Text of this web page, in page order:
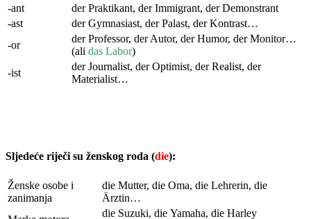
-ant
der Praktikant, der Immigrant, der Demonstrant
-ast
der Gymnasiast, der Palast, der Kontrast…
-or
der Professor, der Autor, der Humor, der Monitor…
(ali das Labor)
-ist
der Journalist, der Optimist, der Realist, der
Materialist…
Sljedeće riječi su ženskog roda (die):
Ženske osobe i
zanimanja
die Mutter, die Oma, die Lehrerin, die
Ärztin…
die Suzuki, die Yamaha, die Harley